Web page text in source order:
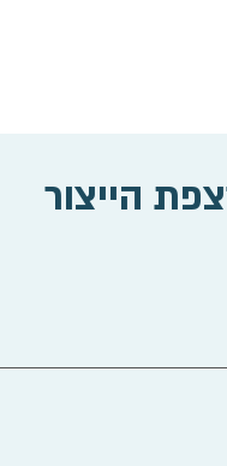
הייצור
למנהלים להיות